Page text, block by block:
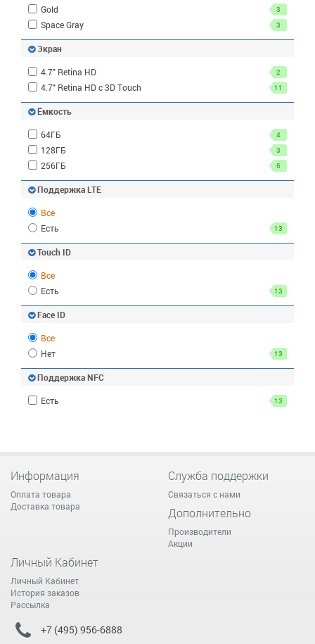
Gold 3
Space Gray 3
Экран
4.7" Retina HD 2
4.7" Retina HD с 3D Touch 11
Ёмкость
64ГБ 4
128ГБ 3
256ГБ 6
Поддержка LTE
Все
Есть
13
Touch ID
Все
Есть
13
Face ID
Все
Нет
13
Поддержка NFC
Есть 13
Информация
Оплата товара
Доставка товара
Служба поддержки
Связаться с нами
Дополнительно
Производители
Акции
Личный Кабинет
Личный Кабинет
История заказов
Рассылка
+7 (495) 956-6888